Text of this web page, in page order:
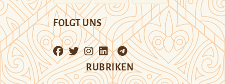
FOLGT UNS
RUBRIKEN